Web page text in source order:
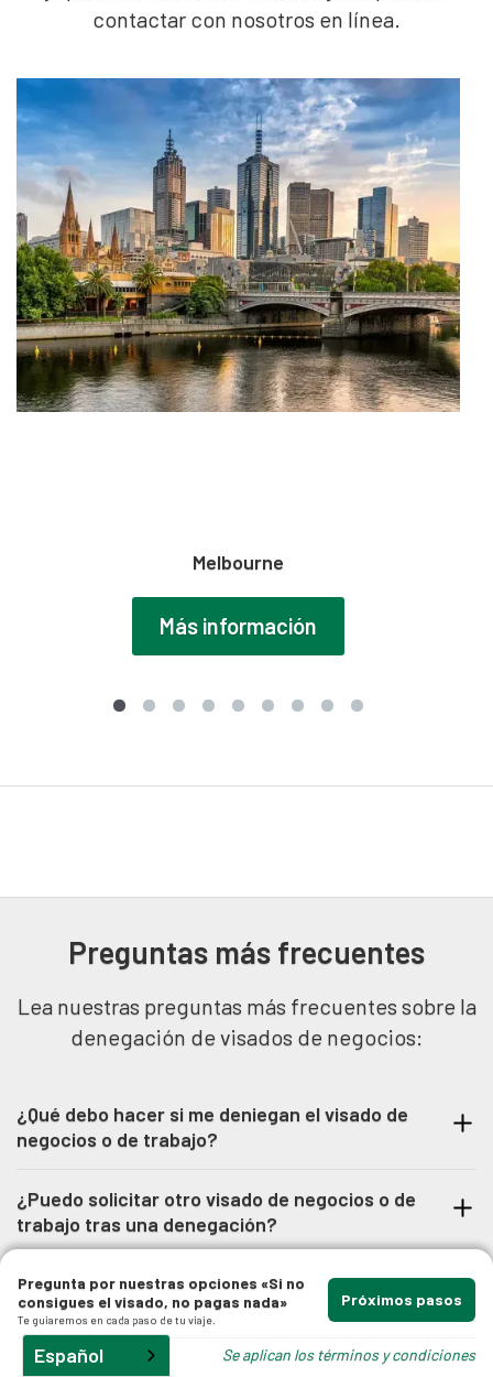
contactar con nosotros en línea.
Melbourne
Más información
Preguntas más frecuentes
Lea nuestras preguntas más frecuentes sobre la
denegación de visados de negocios:
¿Qué debo hacer si me deniegan el visado de
negocios o de trabajo?
recomendamos que se asesore con un abogado
especializado en inmigración para que le guíe
en los pasos que debe dar ante una
denegación.
¿Puedo solicitar otro visado de negocios o de
trabajo tras una denegación?
depende de si el visado anterior se solicitó
onshore u offshore.
Pregunta por nuestras opciones «Si no
consigues el visado, no pagas nada»
Te guiaremos en cada paso de tu viaje.
Próximos pasos
Se aplican los términos y condiciones
Español